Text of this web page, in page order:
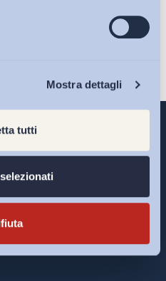
Mostra dettagli
tutti